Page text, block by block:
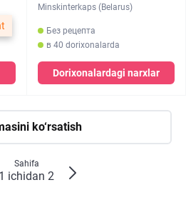
Minskinterkaps (Belarus)
Без рецепта
в 40 dorixonalarda
Dorixonalardagi narxlar
ko‘rsatish
Sahifa
1 ichidan 2